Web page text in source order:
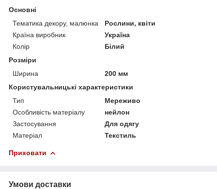
Основні
Тематика декору, малюнка
Рослини, квіти
Країна виробник
Україна
Колір
Білий
Розміри
Ширина
200 мм
Користувальницькі характеристики
Тип
Мереживо
Особливість матеріалу
нейлон
Застосування
Для одягу
Матеріал
Текстиль
Приховати
Умови доставки